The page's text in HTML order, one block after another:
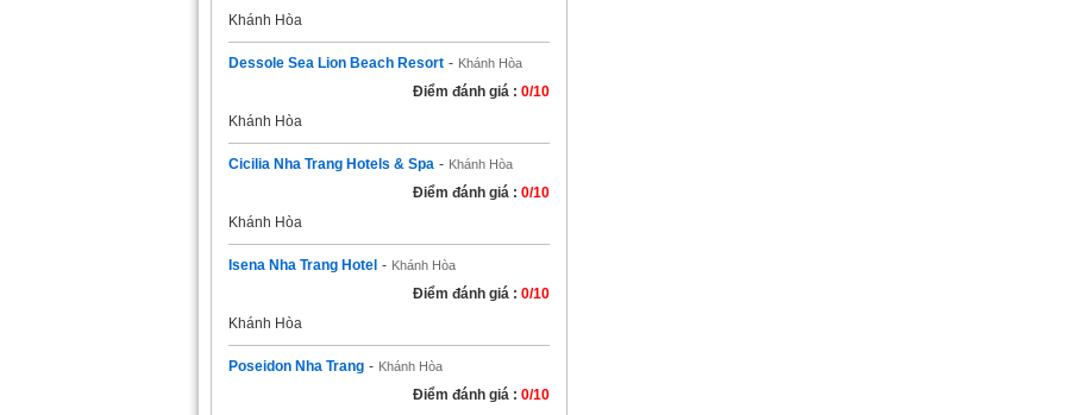
Khánh Hòa
Dessole Sea Lion Beach Resort - Khánh Hòa
Điểm đánh giá : 0/10
Khánh Hòa
Cicilia Nha Trang Hotels & Spa - Khánh Hòa
Điểm đánh giá : 0/10
Khánh Hòa
Isena Nha Trang Hotel - Khánh Hòa
Điểm đánh giá : 0/10
Khánh Hòa
Poseidon Nha Trang - Khánh Hòa
Điểm đánh giá : 0/10